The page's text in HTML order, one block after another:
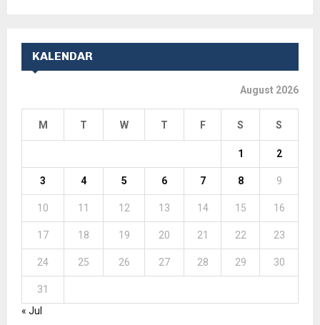
KALENDAR
August 2026
M T W T F S S
1 2
3 4 5 6 7 8 9
10 11 12 13 14 15 16
17 18 19 20 21 22 23
24 25 26 27 28 29 30
31
« Jul